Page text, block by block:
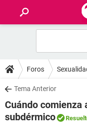
FOROS
SALUD
FAMILIA
Foros
Tema Anterior
Cuándo
subdérmico